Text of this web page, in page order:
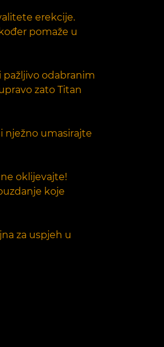
erekcije.
pomaže u
pažljivo odabranim
zato Titan
nježno umasirajte
oklijevajte!
koje
za uspjeh u